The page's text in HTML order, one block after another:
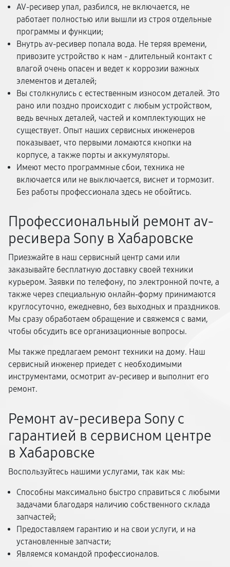
AV-ресивер упал, разбился, не включается, не
работает полностью или вышли из строя отдельные
программы и функции;
Внутрь av-ресивер попала вода. Не теряя времени,
привозите устройство к нам - длительный контакт с
влагой очень опасен и ведет к коррозии важных
элементов и деталей;
Вы столкнулись с естественным износом деталей. Это
рано или поздно происходит с любым устройством,
ведь вечных деталей, частей и комплектующих не
существует. Опыт наших сервисных инженеров
показывает, что первыми ломаются кнопки на
корпусе, а также порты и аккумуляторы.
Имеют место программные сбои, техника не
включается или не выключается, виснет и тормозит.
Без работы профессионала здесь не обойтись.
Профессиональный ремонт av-
ресивера Sony в Хабаровске
Приезжайте в наш сервисный центр сами или
заказывайте бесплатную доставку своей техники
курьером. Заявки по телефону, по электронной почте, а
также через специальную онлайн-форму принимаются
круглосуточно, ежедневно, без выходных и праздников.
Мы сразу обработаем обращение и свяжемся с вами,
чтобы обсудить все организационные вопросы.
Мы также предлагаем ремонт техники на дому. Наш
сервисный инженер приедет с необходимыми
инструментами, осмотрит av-ресивер и выполнит его
ремонт.
Ремонт av-ресивера Sony с
гарантией в сервисном центре
в Хабаровске
Воспользуйтесь нашими услугами, так как мы:
Способны максимально быстро справиться с любыми
задачами благодаря наличию собственного склада
запчастей;
Предоставляем гарантию и на свои услуги, и на
установленные запчасти;
Являемся командой профессионалов.